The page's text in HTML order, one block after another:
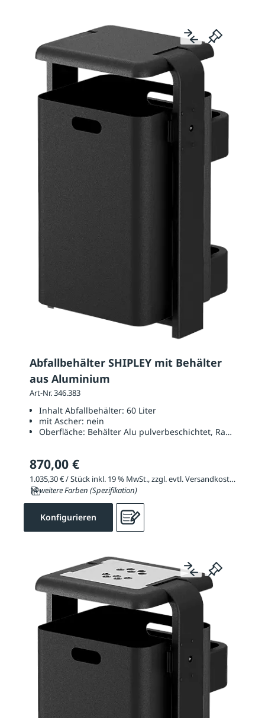
Abfallbehälter SHIPLEY mit Behälter
aus Aluminium
Art-Nr. 346.383
Inhalt Abfallbehälter: 60 Liter
mit Ascher: nein
Oberfläche: Behälter Alu pulverbeschichtet, Rahmen
870,00 €
1.035,30 € / Stück inkl. 19 % MwSt., zzgl. evtl. Versandkosten
14 weitere Farben (Spezifikation)
Konfigurieren